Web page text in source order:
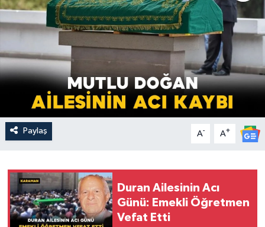
Paylaş A- A+
Duran Ailesinin Acı
Günü: Emekli Öğretmen
Vefat Etti